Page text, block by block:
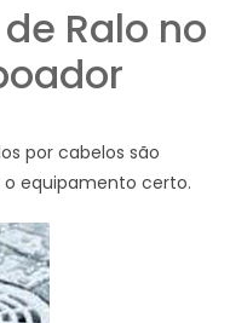
Ralo no
por cabelos são
equipamento certo.